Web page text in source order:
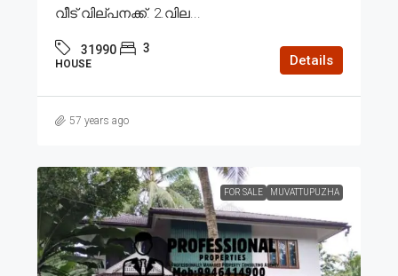
വീട് വില്പനക്ക്. 2.വില...
31990 3
HOUSE Details
57 years ago
FOR SALE MUVATTUPUZHA